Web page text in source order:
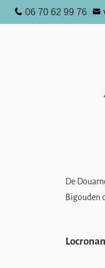
06 70 62 99 76
De
Bigouden